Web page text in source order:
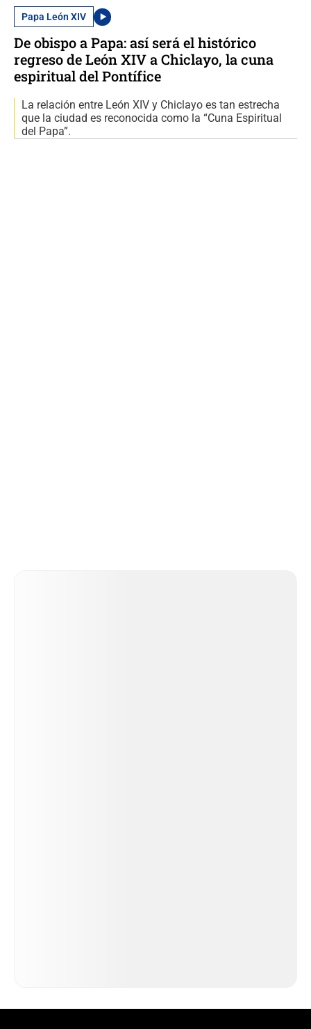
Papa León XIV
De obispo a Papa: así será el histórico
regreso de León XIV a Chiclayo, la cuna
espiritual del Pontífice
La relación entre León XIV y Chiclayo es tan estrecha
que la ciudad es reconocida como la “Cuna Espiritual
del Papa”.